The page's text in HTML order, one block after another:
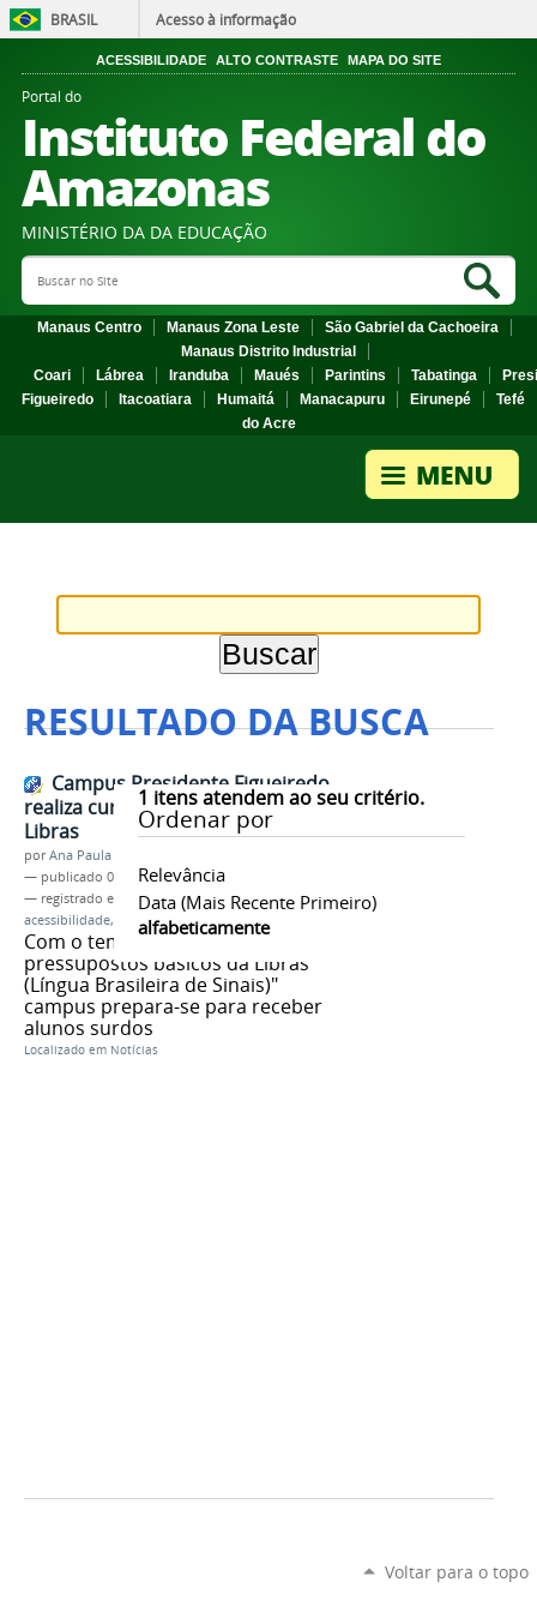
BRASIL Acesso à informação
ACESSIBILIDADE ALTO CONTRASTE MAPA DO SITE
Portal do
Instituto Federal do
Amazonas
MINISTÉRIO DA DA EDUCAÇÃO
Search Site
Manaus Centro Manaus Zona Leste
São Gabriel da Cachoeira
Manaus Distrito Industrial
Coari
Lábrea Iranduba Maués Parintins Tabatinga
Figueiredo
Itacoatiara Humaitá Manacapuru Eirunepé
Tefé
do Acre
RESULTADO DA BUSCA
1 itens atendem ao seu critério.
Ordenar por
Relevância
Data (mais Recente Primeiro)
alfabeticamente
Campus Presidente Figueiredo
realiza curso de extensão em
Libras
porAna Paula Batista
— publicado 06/03/2017
— registrado em:
Campus Presidente Figueiredo,
acessibilidade, libras
Com o tema "História e
pressupostos básicos da Libras
(Língua Brasileira de Sinais)"
campus prepara-se para receber
alunos surdos
Localizado em Notícias
Voltar para o topo